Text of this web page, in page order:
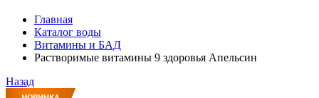
Главная
Каталог воды
Витамины и БАД
Растворимые витамины 9 здоровья Апельсин
Назад